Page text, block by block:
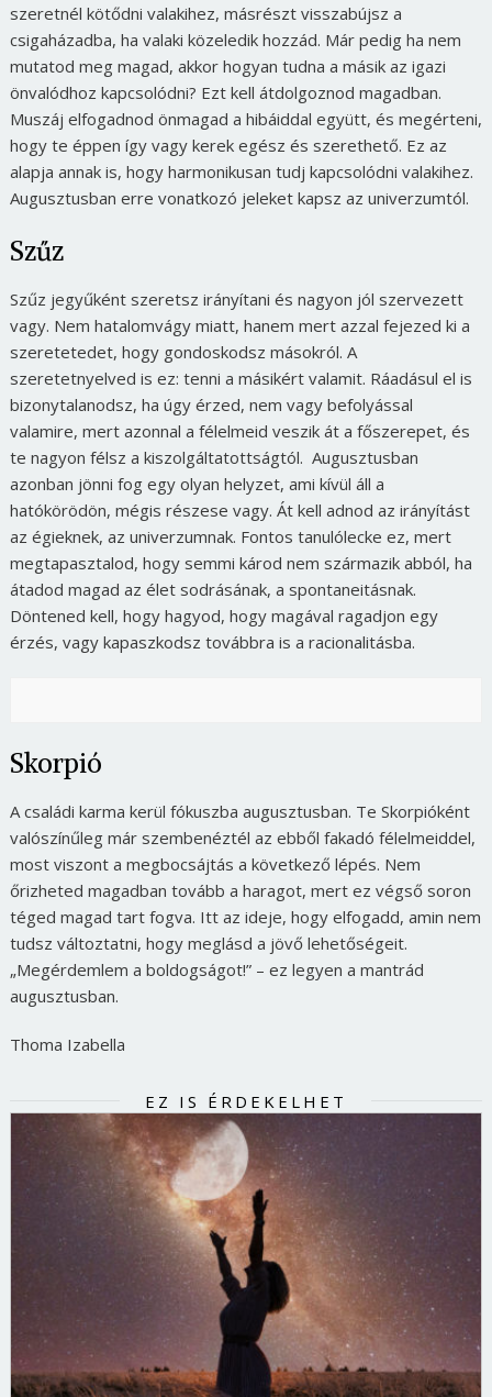
szeretnél kötődni valakihez, másrészt visszabújsz a
csigaházadba, ha valaki közeledik hozzád. Már pedig ha nem
mutatod meg magad, akkor hogyan tudna a másik az igazi
önvalódhoz kapcsolódni? Ezt kell átdolgoznod magadban.
Muszáj elfogadnod önmagad a hibáiddal együtt, és megérteni,
hogy te éppen így vagy kerek egész és szerethető. Ez az
alapja annak is, hogy harmonikusan tudj kapcsolódni valakihez.
Augusztusban erre vonatkozó jeleket kapsz az univerzumtól.
Szűz
Szűz jegyűként szeretsz irányítani és nagyon jól szervezett
vagy. Nem hatalomvágy miatt, hanem mert azzal fejezed ki a
szeretetedet, hogy gondoskodsz másokról. A
szeretetnyelved is ez: tenni a másikért valamit. Ráadásul el is
bizonytalanodsz, ha úgy érzed, nem vagy befolyással
valamire, mert azonnal a félelmeid veszik át a főszerepet, és
te nagyon félsz a kiszolgáltatottságtól. Augusztusban
azonban jönni fog egy olyan helyzet, ami kívül áll a
hatókörödön, mégis részese vagy. Át kell adnod az irányítást
az égieknek, az univerzumnak. Fontos tanulólecke ez, mert
megtapasztalod, hogy semmi károd nem származik abból, ha
átadod magad az élet sodrásának, a spontaneitásnak.
Döntened kell, hogy hagyod, hogy magával ragadjon egy
érzés, vagy kapaszkodsz továbbra is a racionalitásba.
Skorpió
A családi karma kerül fókuszba augusztusban. Te Skorpióként
valószínűleg már szembenéztél az ebből fakadó félelmeiddel,
most viszont a megbocsájtás a következő lépés. Nem
őrizheted magadban tovább a haragot, mert ez végső soron
téged magad tart fogva. Itt az ideje, hogy elfogadd, amin nem
tudsz változtatni, hogy meglásd a jövő lehetőségeit.
„Megérdemlem a boldogságot!” – ez legyen a mantrád
augusztusban.
Thoma Izabella
EZ IS ÉRDEKELHET